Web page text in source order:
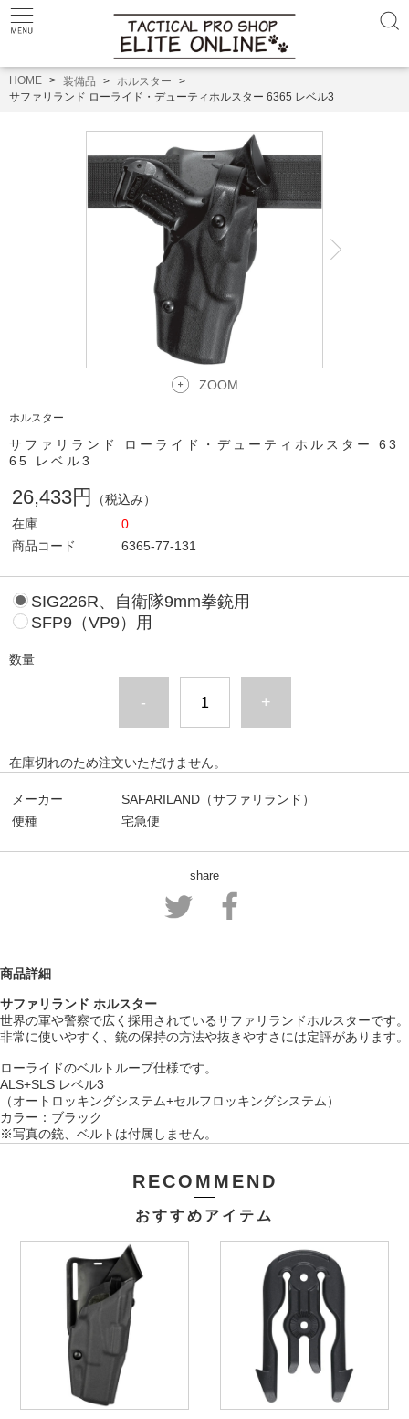
HOME 装備品
ホルスター
サファリランド ローライド・デューティホルスター 6365 レベル3
ZOOM
ホルスター
サファリランド ローライド・デューティホルスター 63
65 レベル3
26,433円
（税込み）
在庫
0
商品コード
6365-77-131
SIG226R、自衛隊9mm拳銃用
SFP9（VP9）用
数量
- +
在庫切れのため注文いただけません。
メーカー
SAFARILAND（サファリランド）
便種
宅急便
share
商品詳細
サファリランド ホルスター
世界の軍や警察で広く採用されているサファリランドホルスターです。
非常に使いやすく、銃の保持の方法や抜きやすさには定評があります。
ローライドのベルトループ仕様です。
ALS+SLS レベル3
（オートロッキングシステム+セルフロッキングシステム）
カラー：ブラック
※写真の銃、ベルトは付属しません。
RECOMMEND
おすすめアイテム